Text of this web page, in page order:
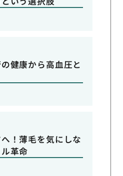
健康から高血圧と
！薄毛を気にしな
革命